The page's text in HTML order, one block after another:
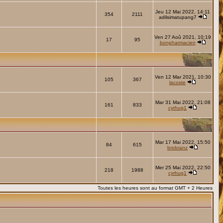
354 2111
Jeu 12 Mai 2022, 14:11
adilsimatupang7
17 95
Ven 27 Aoû 2021, 10:19
bonpharmacien
105 367
Ven 12 Mar 2021, 10:30
lacoste
161 833
Mar 31 Mai 2022, 21:08
cyrhug1
84 615
Mar 17 Mai 2022, 15:50
brobranz
218 1988
Mer 25 Mai 2022, 22:50
cyrhug1
Toutes les heures sont au format GMT + 2 Heures